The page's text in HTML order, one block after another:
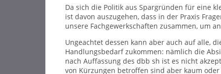
Da sich die Politik aus Spargründen für eine
ist davon auszugehen, dass in der Praxis
unsere Fachgewerkschaften zusammen, um
Ungeachtet dessen kann aber auch auf alle,
Handlungsbedarf zukommen: nämlich die
nach Auffassung des dbb sh ist es nicht
von Kürzungen betroffen sind aber kaum